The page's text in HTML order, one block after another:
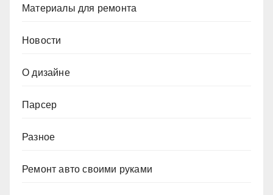
Материалы для ремонта
Новости
О дизайне
Парсер
Разное
Ремонт авто своими руками